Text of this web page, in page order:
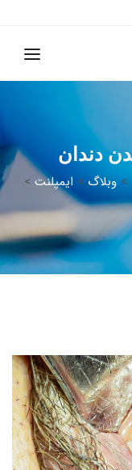
دندان
>وبلاگ > ایمپلنت >